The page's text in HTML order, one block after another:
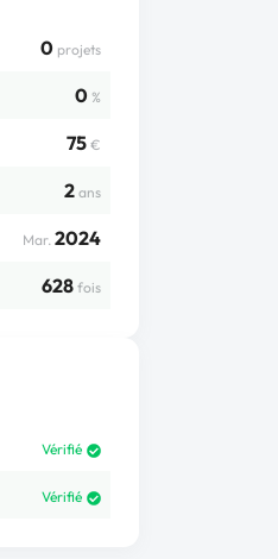
0 projets
0 %
75 €
2 ans
Mar. 2024
628 fois
Vérifié
Vérifié